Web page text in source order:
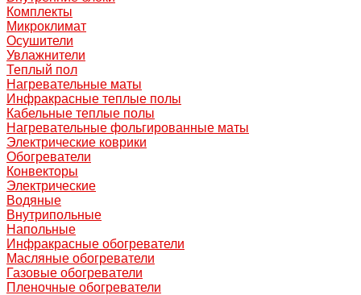
Комплекты
Микроклимат
Осушители
Увлажнители
Теплый пол
Нагревательные маты
Инфракрасные теплые полы
Кабельные теплые полы
Нагревательные фольгированные маты
Электрические коврики
Обогреватели
Конвекторы
Электрические
Водяные
Внутрипольные
Напольные
Инфракрасные обогреватели
Масляные обогреватели
Газовые обогреватели
Пленочные обогреватели